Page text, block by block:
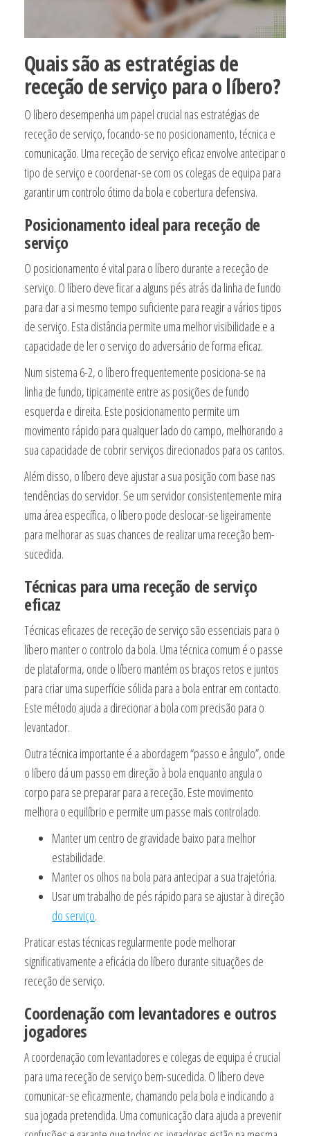
Quais são as estratégias de
receção de serviço para o líbero?
O líbero desempenha um papel crucial nas estratégias de
receção de serviço, focando-se no posicionamento, técnica e
comunicação. Uma receção de serviço eficaz envolve antecipar o
tipo de serviço e coordenar-se com os colegas de equipa para
garantir um controlo ótimo da bola e cobertura defensiva.
Posicionamento ideal para receção de
serviço
O posicionamento é vital para o líbero durante a receção de
serviço. O líbero deve ficar a alguns pés atrás da linha de fundo
para dar a si mesmo tempo suficiente para reagir a vários tipos
de serviço. Esta distância permite uma melhor visibilidade e a
capacidade de ler o serviço do adversário de forma eficaz.
Num sistema 6-2, o líbero frequentemente posiciona-se na
linha de fundo, tipicamente entre as posições de fundo
esquerda e direita. Este posicionamento permite um
movimento rápido para qualquer lado do campo, melhorando a
sua capacidade de cobrir serviços direcionados para os cantos.
Além disso, o líbero deve ajustar a sua posição com base nas
tendências do servidor. Se um servidor consistentemente mira
uma área específica, o líbero pode deslocar-se ligeiramente
para melhorar as suas chances de realizar uma receção bem-
sucedida.
Técnicas para uma receção de serviço
eficaz
Técnicas eficazes de receção de serviço são essenciais para o
líbero manter o controlo da bola. Uma técnica comum é o passe
de plataforma, onde o líbero mantém os braços retos e juntos
para criar uma superfície sólida para a bola entrar em contacto.
Este método ajuda a direcionar a bola com precisão para o
levantador.
Outra técnica importante é a abordagem “passo e ângulo”, onde
o líbero dá um passo em direção à bola enquanto angula o
corpo para se preparar para a receção. Este movimento
melhora o equilíbrio e permite um passe mais controlado.
Manter um centro de gravidade baixo para melhor
estabilidade.
Manter os olhos na bola para antecipar a sua trajetória.
Usar um trabalho de pés rápido para se ajustar à direção
do serviço.
Praticar estas técnicas regularmente pode melhorar
significativamente a eficácia do líbero durante situações de
receção de serviço.
Coordenação com levantadores e outros
jogadores
A coordenação com levantadores e colegas de equipa é crucial
para uma receção de serviço bem-sucedida. O líbero deve
comunicar-se eficazmente, chamando pela bola e indicando a
sua jogada pretendida. Uma comunicação clara ajuda a prevenir